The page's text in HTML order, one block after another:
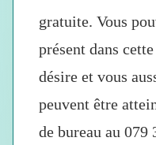
gratuite. Vous
présent dans
désire et vous
peuvent être
de bureau au 079